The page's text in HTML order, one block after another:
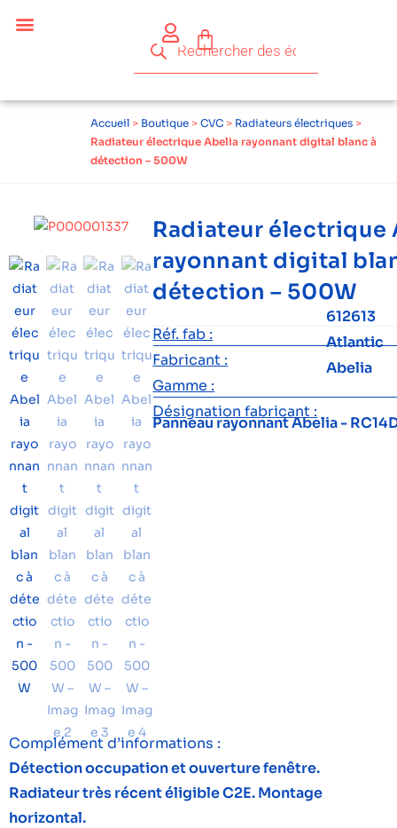
Accueil > Boutique > CVC > Radiateurs électriques >
Radiateur électrique Abelia rayonnant digital blanc à
détection – 500W
Radiateur électrique
rayonnant digital
détection – 500W
Réf. fab :
612613
Fabricant :
Atlantic
Gamme :
Abelia
Désignation fabricant :
Panneau rayonnant Abelia -
Complément d’informations :
Détection occupation et ouverture fenêtre.
Radiateur très récent éligible C2E. Montage
horizontal.